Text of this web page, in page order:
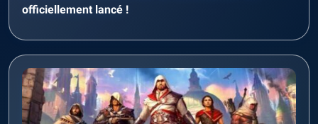
officiellement lancé !